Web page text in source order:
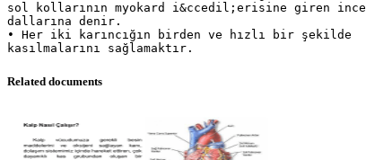
sol kollarının myokard i&ccedil;erisine giren ince
dallarına denir.
• Her iki karıncığın birden ve hızlı bir şekilde
Related documents